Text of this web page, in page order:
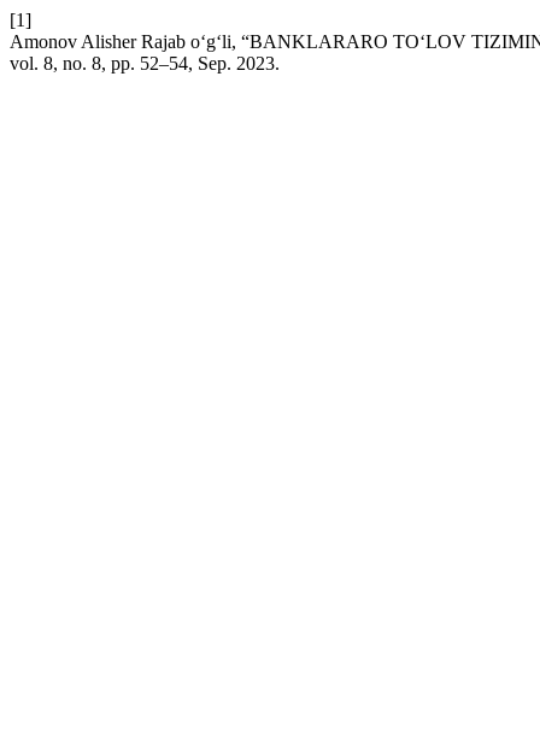
[1]
Amonov Alisher Rajab oʻg‘li, “BANKLARARO TOʻLOV
vol. 8, no. 8, pp. 52–54, Sep. 2023.